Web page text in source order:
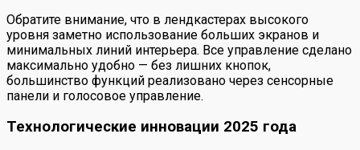
Обратите внимание, что в лендкастерах высокого
уровня заметно использование больших экранов и
минимальных линий интерьера. Все управление сделано
максимально удобно — без лишних кнопок,
большинство функций реализовано через сенсорные
панели и голосовое управление.
Технологические инновации 2025 года